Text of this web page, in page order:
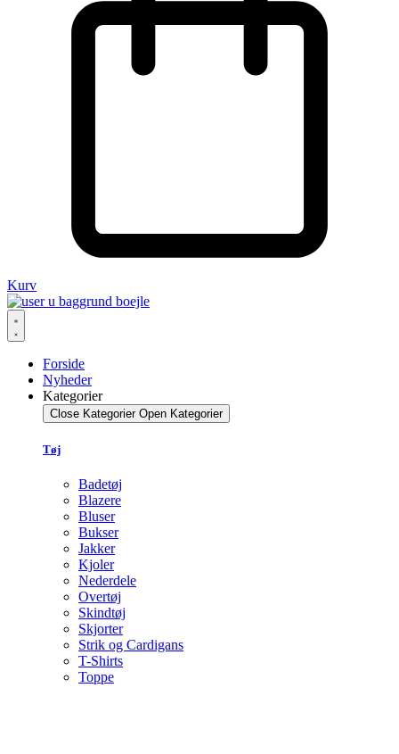
Kurv
Forside
Nyheder
Kategorier
Close Kategorier Open Kategorier
Tøj
Badetøj
Blazere
Bluser
Bukser
Jakker
Kjoler
Nederdele
Overtøj
Skindtøj
Skjorter
Strik og Cardigans
T-Shirts
Toppe